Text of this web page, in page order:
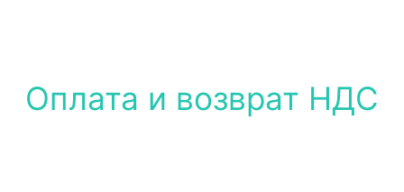
Оплата и возврат НДС